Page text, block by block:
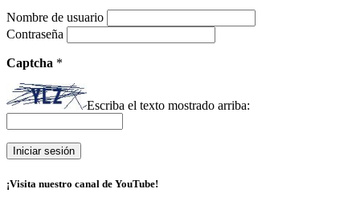
Nombre de usuario
Contraseña
Captcha *
Escriba el texto mostrado arriba:
¡Visita nuestro canal de YouTube!